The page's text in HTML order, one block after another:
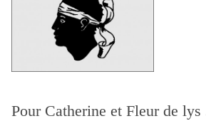
Pour Catherine et Fleur de lys